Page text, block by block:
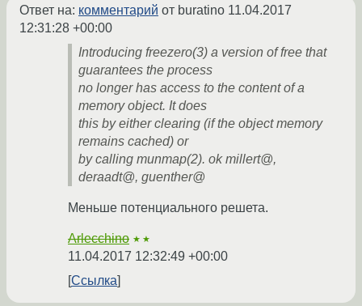
Ответ на: комментарий от buratino 11.04.2017
12:31:28 +00:00
Introducing freezero(3) a version of free that
guarantees the process
no longer has access to the content of a
memory object. It does
this by either clearing (if the object memory
remains cached) or
by calling munmap(2). ok millert@,
deraadt@, guenther@
Меньше потенциального решета.
Arlecchino ★★
11.04.2017 12:32:49 +00:00
Ссылка